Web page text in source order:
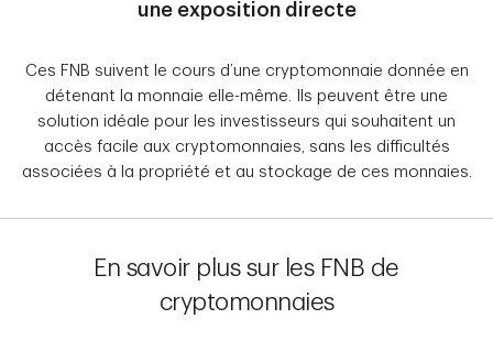
une exposition directe
Ces FNB suivent le cours d’une cryptomonnaie donnée en
détenant la monnaie elle-même. Ils peuvent être une
solution idéale pour les investisseurs qui souhaitent un
accès facile aux cryptomonnaies, sans les difficultés
associées à la propriété et au stockage de ces monnaies.
En savoir plus sur les FNB de
cryptomonnaies